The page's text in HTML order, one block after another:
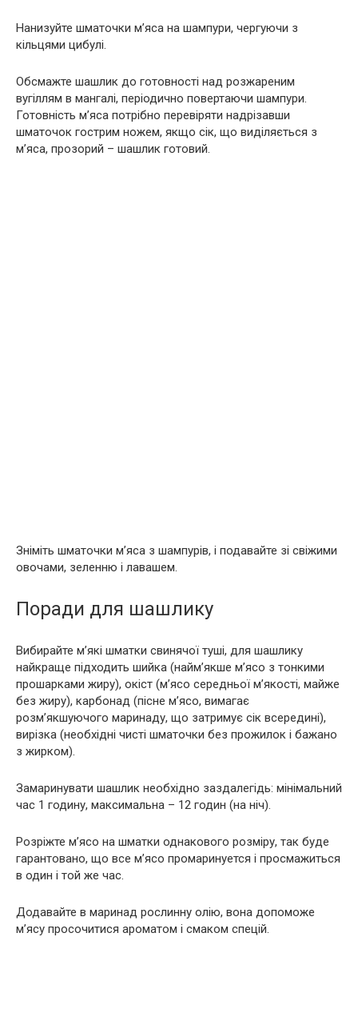
Нанизуйте шматочки м’яса на шампури, чергуючи з
кільцями цибулі.
Обсмажте шашлик до готовності над розжареним
вугіллям в мангалі, періодично повертаючи шампури.
Готовність м’яса потрібно перевіряти надрізавши
шматочок гострим ножем, якщо сік, що виділяється з
м’яса, прозорий – шашлик готовий.
Зніміть шматочки м’яса з шампурів, і подавайте зі свіжими
овочами, зеленню і лавашем.
Поради для шашлику
Вибирайте м’які шматки свинячої туші, для шашлику
найкраще підходить шийка (найм’якше м’ясо з тонкими
прошарками жиру), окіст (м’ясо середньої м’якості, майже
без жиру), карбонад (пісне м’ясо, вимагає
розм’якшуючого маринаду, що затримує сік всередині),
вирізка (необхідні чисті шматочки без прожилок і бажано
з жирком).
Замаринувати шашлик необхідно заздалегідь: мінімальний
час 1 годину, максимальна – 12 годин (на ніч).
Розріжте м’ясо на шматки однакового розміру, так буде
гарантовано, що все м’ясо промаринуется і просмажиться
в один і той же час.
Додавайте в маринад рослинну олію, вона допоможе
м’ясу просочитися ароматом і смаком спецій.